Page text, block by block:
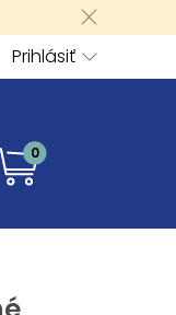
Prihlásiť
0